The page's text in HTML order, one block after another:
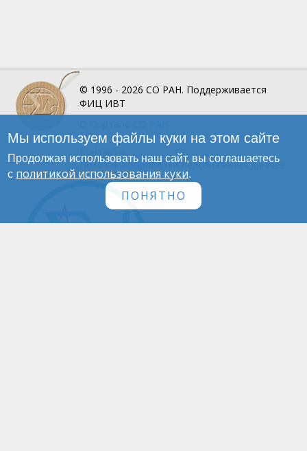
© 1996 - 2026 СО РАН. Поддерживается
ФИЦ ИВТ
Инфографика
Политика обработки персональных данных
Мы используем файлы куки на этом сайте
Продолжая использовать наш сайт, вы соглашаетесь
с политикой использования куки.
ПОНЯТНО